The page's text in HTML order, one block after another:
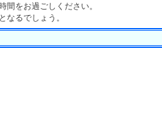
をお過ごしください。
なるでしょう。